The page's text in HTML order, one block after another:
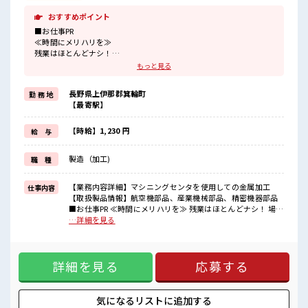
おすすめポイント
■お仕事PR
≪時間にメリハリを≫
残業はほとんどナシ！
場合によってはお願いすることもあります♪
制服があるので、
毎日の服装の悩み解消♪
≪未経験の方も大カンゲイ≫
新しいことにチャレンジするのは不安だけど、
しっかり働く環境が整っています！
イチからスキルUP・ステップUP目指していきましょう！
≪収入アップを目指せる≫
高時給だらけの派遣のお仕事です！
■職場の雰囲気
残業はほとんどありません！
未経験から始めたい方を応援！
わからないことや不安なことはしっかり教えてくれます！
もっと見る
勤 務 地
長野県上伊那郡箕輪町
【最寄駅】
給 与 【時給】1,230 円
職 種 製造（加工)
仕事内容
【業務内容詳細】マシニングセンタを使用しての金属加工
【取扱製品情報】航空機部品、産業機械部品、精密機器部品
■お仕事PR ≪時間にメリハリを≫ 残業はほとんどナシ！ 場合
によってはお願いすることもあります♪ ≪動きやすい制服ア
ど、 しっかり働く環境が整っています！ イチからスキルUP・
ステップUP目指していきましょう！ ≪収入アップを目指せる
≫ 高時給だらけの派遣のお仕事です！ ■職場の雰囲気 残業は
ほとんどありません！ 未経験から始めたい方を応援！ わから
ないことや不安なことはしっかり教えてくれます！
…詳細を見る
詳細を見る 応募する
気になるリストに追加する